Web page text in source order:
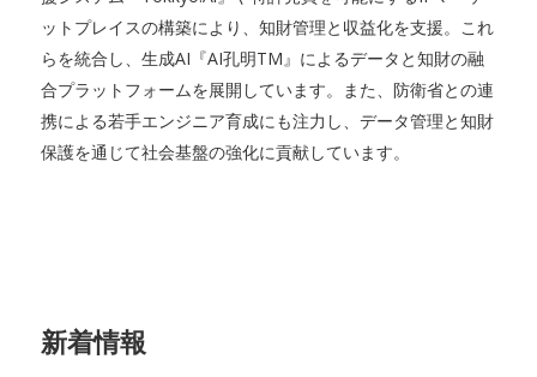
ットプレイスの構築により、知財管理と収益化を支援。これ
らを統合し、生成AI『AI孔明TM』によるデータと知財の融
合プラットフォームを展開しています。また、防衛省との連
携による若手エンジニア育成にも注力し、データ管理と知財
保護を通じて社会基盤の強化に貢献しています。
新着情報